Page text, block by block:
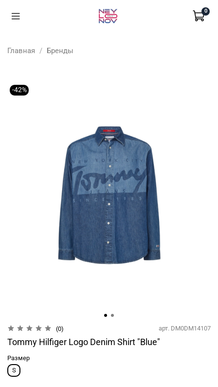
0
Главная Бренды
-42%
(0) арт. DM0DM14107
Tommy Hilfiger Logo Denim Shirt "Blue"
Размер
S